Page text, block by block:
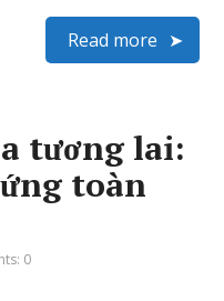
Read more
tương lai:
toàn
0